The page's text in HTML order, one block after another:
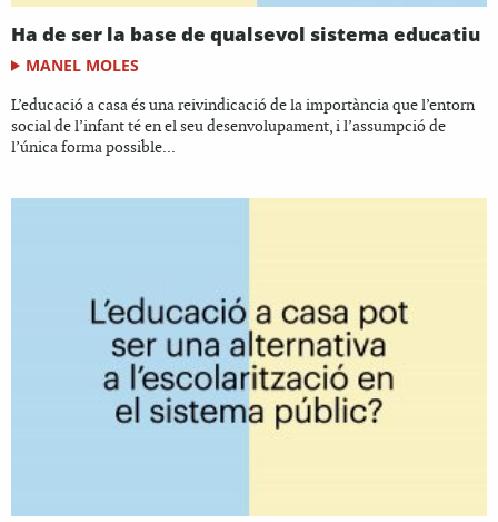
Ha de ser la base de qualsevol sistema educatiu
MANEL MOLES
L’educació a casa és una reivindicació de la importància que l’entorn
social de l’infant té en el seu desenvolupament, i l’assumpció de
l’única forma possible...